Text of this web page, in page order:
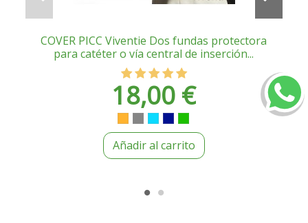
COVER PICC Viventie Dos fundas protectora
para catéter o vía central de inserción...
18,00 €
Beige Alegria
Gris Valentía
Turquesa Libertad
Azul Calma
Verde Esperanza
Añadir al carrito